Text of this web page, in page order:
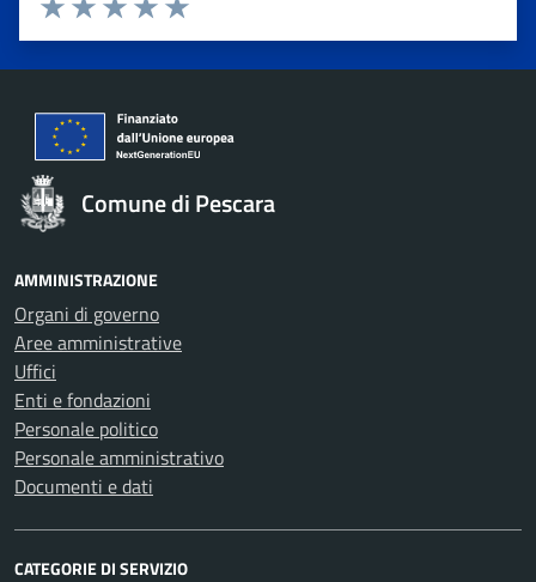
Valuta 5 stelle su 5
Valuta 4 stelle su 5
Valuta 3 stelle su 5
Valuta 2 stelle su 5
Valuta 1 stelle su 5
Comune di Pescara
AMMINISTRAZIONE
Organi di governo
Aree amministrative
Uffici
Enti e fondazioni
Personale politico
Personale amministrativo
Documenti e dati
CATEGORIE DI SERVIZIO